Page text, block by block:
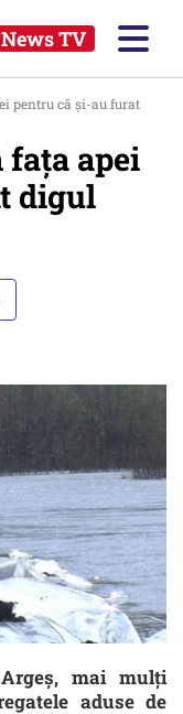
TV
pentru că și-au furat
apei
digul
mai mulţi
aduse de